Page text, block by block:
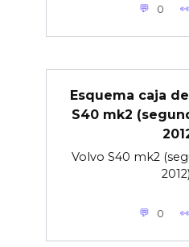
0
Esquema caja
S40 mk2
Volvo S40 mk2
0